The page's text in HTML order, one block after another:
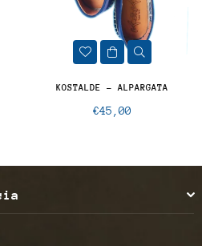
KOSTALDE - ALPARGATA
Precio
€45,00